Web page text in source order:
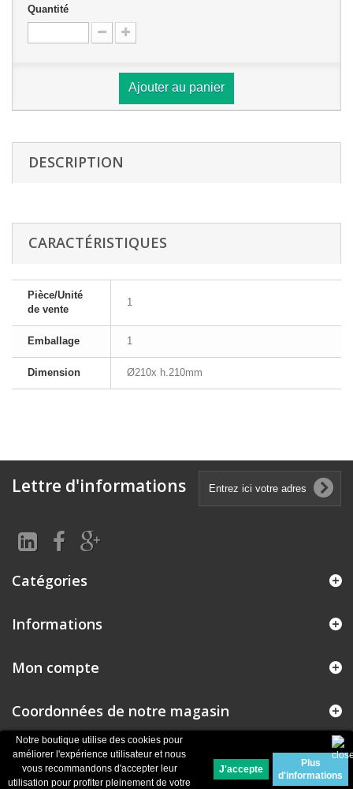
Notre boutique utilise des cookies pour
améliorer l'expérience utilisateur et nous
vous recommandons d'accepter leur
utilisation pour profiter pleinement de votre
Plus
d'informations
Quantité
Ajouter au panier
DESCRIPTION
CARACTÉRISTIQUES
Pièce/Unité
de vente
1
Emballage 1
Dimension Ø210x h.210mm
Lettre d'informations
Catégories
Informations
© 2026Logiciel e-commerce par PrestaShop™
Mon compte
Coordonnées de notre magasin